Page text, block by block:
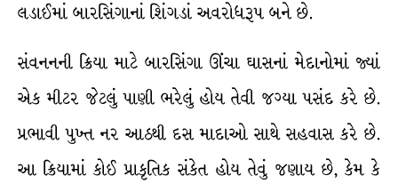
લડાઈમાં બારસિંગાનાં શિંગડાં અવરોધરૂપ બને છે.
સંવનનની ક્રિયા માટે બારસિંગા ઊંચા ઘાસનાં મેદાનોમાં જ્યાં
એક મીટર જેટલું પાણી ભરેલું હોય તેવી જગ્યા પસંદ કરે છે.
પ્રભાવી પુખ્ત નર આઠથી દસ માદાઓ સાથે સહવાસ કરે છે.
આ ક્રિયામાં કોઈ પ્રાકૃતિક સંકેત હોય તેવું જણાય છે, કેમ કે